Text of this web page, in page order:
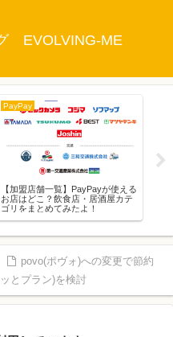
EVOLVING-ME
PayPay
【加盟店舗一覧】PayPayが使える
お店はどこ？飲食店・居酒屋カテ
ゴリをまとめてみたよ！
povo(ポヴォ)への変更で節約
とプラン)を検討